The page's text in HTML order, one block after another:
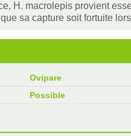
H. macrolepis provient
sa capture soit fortuite
Ovipare
Possible